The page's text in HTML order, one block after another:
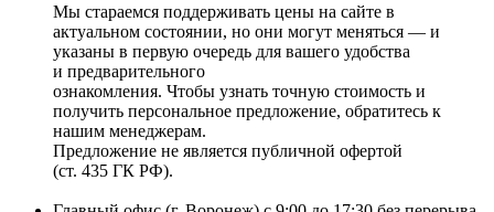
Мы стараемся поддерживать цены на сайте в
актуальном состоянии, но они могут меняться — и
указаны в первую очередь для вашего удобства
и предварительного
ознакомления. Чтобы узнать точную стоимость и
получить персональное предложение, обратитесь к
нашим менеджерам.
Предложение не является публичной офертой
(ст. 435 ГК РФ).